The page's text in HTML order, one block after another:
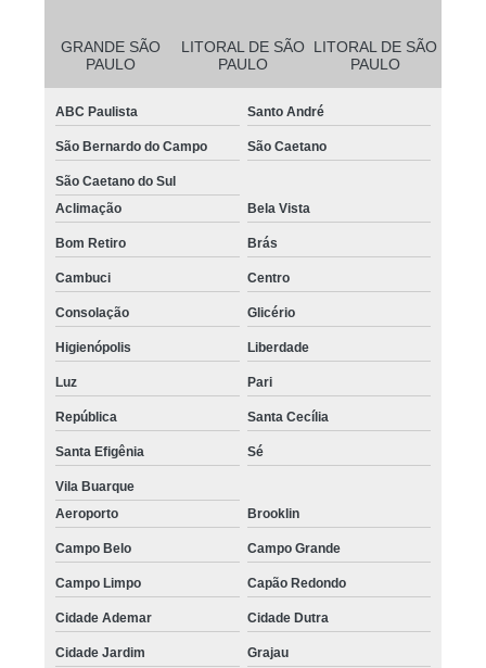
GRANDE SÃO
PAULO
LITORAL DE SÃO
PAULO
LITORAL DE SÃO
PAULO
ABC Paulista Santo André
São Bernardo do Campo São Caetano
São Caetano do Sul
Aclimação
Bela Vista
Bom Retiro Brás
Cambuci Centro
Consolação Glicério
Higienópolis Liberdade
Luz Pari
República Santa Cecília
Santa Efigênia Sé
Vila Buarque
Aeroporto
Brooklin
Campo Belo Campo Grande
Campo Limpo Capão Redondo
Cidade Ademar Cidade Dutra
Cidade Jardim Grajau